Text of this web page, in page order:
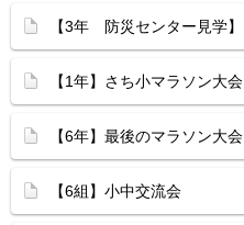
【3年 防災センター見学】
【1年】さち小マラソン大会
【6年】最後のマラソン大会
【6組】小中交流会